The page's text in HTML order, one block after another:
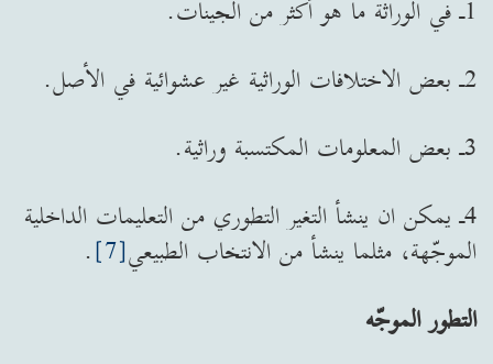
1ـ في الوراثة ما هو أكثر من الجينات.
2ـ بعض الاختلافات الوراثية غير عشوائية في الأصل.
3ـ بعض المعلومات المكتسبة وراثية.
4ـ يمكن ان ينشأ التغير التطوري من التعليمات الداخلية
الموجّهة، مثلما ينشأ من الانتخاب الطبيعي[7]
.
التطور الموجّه